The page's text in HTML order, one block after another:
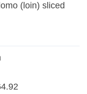
(loin) sliced